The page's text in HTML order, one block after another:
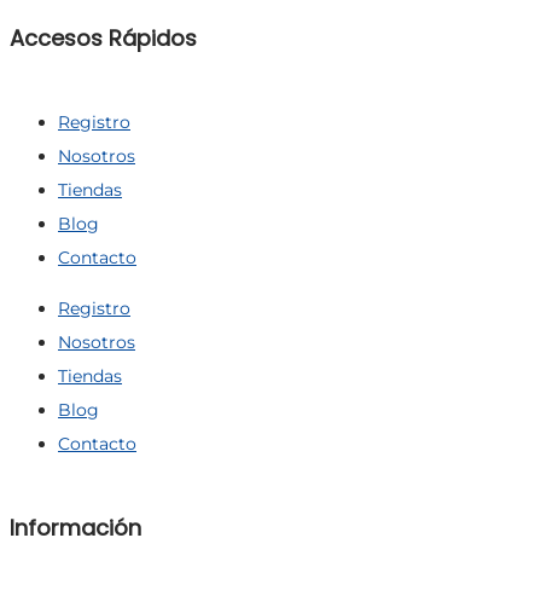
Accesos Rápidos
Registro
Nosotros
Tiendas
Blog
Contacto
Registro
Nosotros
Tiendas
Blog
Contacto
Información